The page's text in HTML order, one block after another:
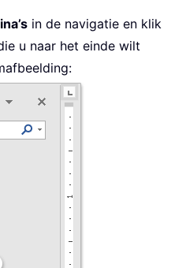
in de navigatie en klik
u naar het einde wilt